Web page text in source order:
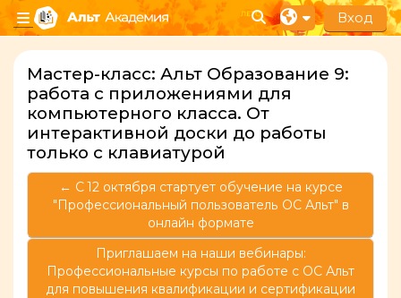
Перейти к основному содержанию
Боковая панель
Изменить данные
Вход
Мастер-класс: Альт Образование 9:
работа с приложениями для
компьютерного класса. От
интерактивной доски до работы
только с клавиатурой
← C 12 октября стартует обучение на курсе
"Профессиональный пользователь ОС Альт" в
онлайн формате
Приглашаем на наши вебинары:
Профессиональные курсы по работе с ОС Альт
для повышения квалификации и сертификации